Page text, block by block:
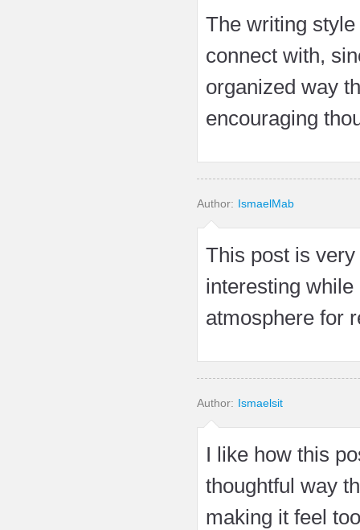
The writing
connect with,
organized way
encouraging
Author: IsmaelMab
This post is
interesting
atmosphere for
Author: Ismaelsit
I like how this
thoughtful way
making it feel